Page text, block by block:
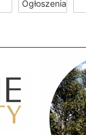
Ogłoszenia